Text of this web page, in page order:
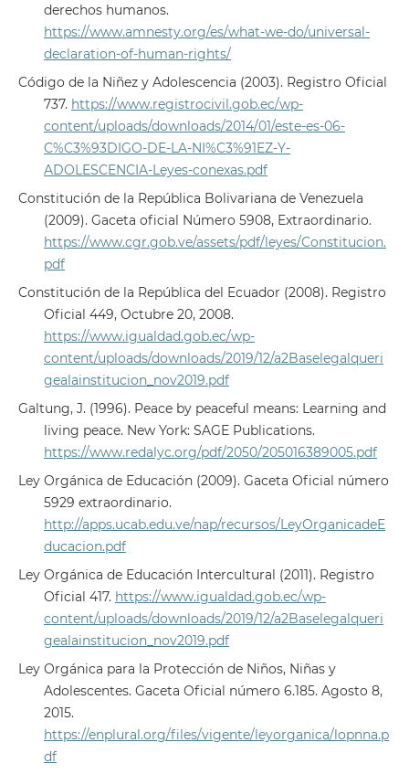
derechos humanos.
https://www.amnesty.org/es/what-we-do/universal-
declaration-of-human-rights/
Código de la Niñez y Adolescencia (2003). Registro Oficial
737. https://www.registrocivil.gob.ec/wp-
content/uploads/downloads/2014/01/este-es-06-
C%C3%93DIGO-DE-LA-NI%C3%91EZ-Y-
ADOLESCENCIA-Leyes-conexas.pdf
Constitución de la República Bolivariana de Venezuela
(2009). Gaceta oficial Número 5908, Extraordinario.
https://www.cgr.gob.ve/assets/pdf/leyes/Constitucion.
pdf
Constitución de la República del Ecuador (2008). Registro
Oficial 449, Octubre 20, 2008.
https://www.igualdad.gob.ec/wp-
content/uploads/downloads/2019/12/a2Baselegalqueri
gealainstitucion_nov2019.pdf
Galtung, J. (1996). Peace by peaceful means: Learning and
living peace. New York: SAGE Publications.
https://www.redalyc.org/pdf/2050/205016389005.pdf
Ley Orgánica de Educación (2009). Gaceta Oficial número
5929 extraordinario.
http://apps.ucab.edu.ve/nap/recursos/LeyOrganicadeE
ducacion.pdf
Ley Orgánica de Educación Intercultural (2011). Registro
Oficial 417. https://www.igualdad.gob.ec/wp-
content/uploads/downloads/2019/12/a2Baselegalqueri
gealainstitucion_nov2019.pdf
Ley Orgánica para la Protección de Niños, Niñas y
Adolescentes. Gaceta Oficial número 6.185. Agosto 8,
2015.
https://enplural.org/files/vigente/leyorganica/lopnna.p
df